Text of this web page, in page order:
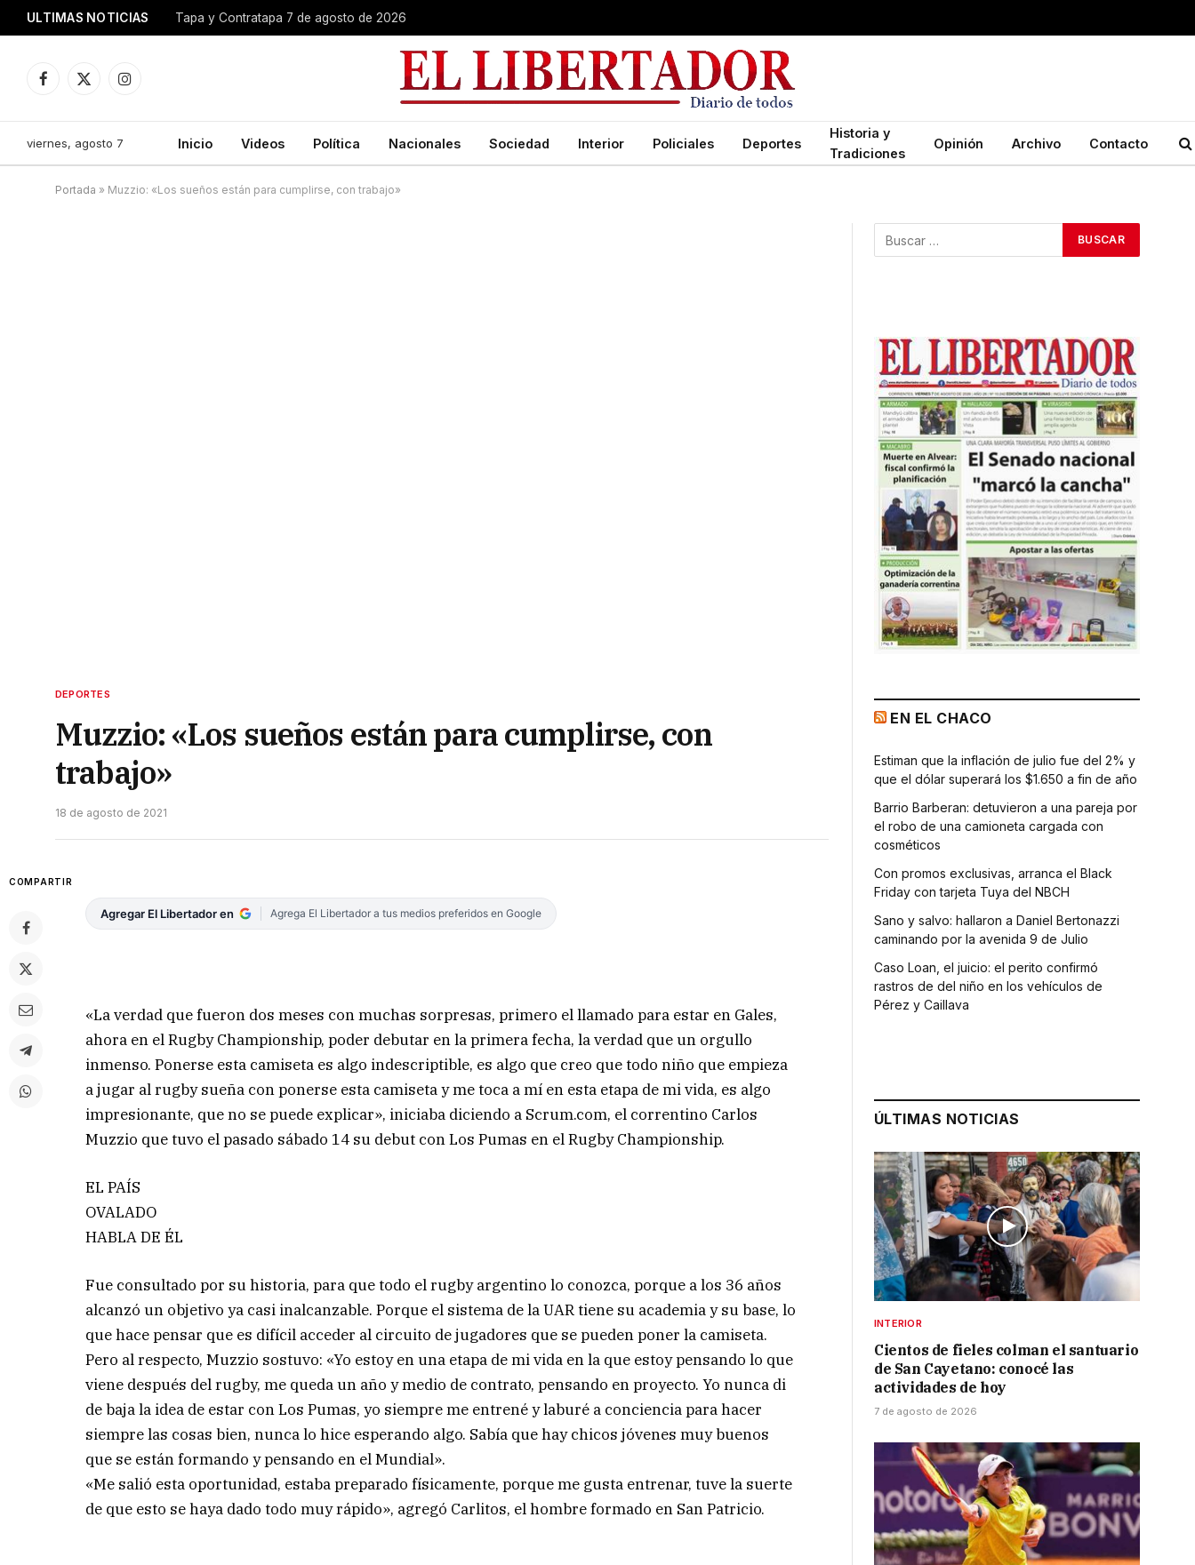
ULTIMAS NOTICIAS Tapa y Contratapa 7 de agosto de 2026
Facebook
X
Instagram
viernes, agosto 7 Inicio Videos Política Nacionales Sociedad Interior Policiales Deportes
Historia y
Tradiciones
Opinión Archivo Contacto
Portada » Muzzio: «Los sueños están para cumplirse, con trabajo»
DEPORTES
Muzzio: «Los sueños están para cumplirse, con
trabajo»
18 de agosto de 2021
COMPARTIR
Agregar El Libertador en Agrega El Libertador a tus medios preferidos en Google
«La verdad que fueron dos meses con muchas sorpresas, primero el llamado para estar en Gales,
ahora en el Rugby Championship, poder debutar en la primera fecha, la verdad que un orgullo
inmenso. Ponerse esta camiseta es algo indescriptible, es algo que creo que todo niño que empieza
a jugar al rugby sueña con ponerse esta camiseta y me toca a mí en esta etapa de mi vida, es algo
impresionante, que no se puede explicar», iniciaba diciendo a Scrum.com, el correntino Carlos
Muzzio que tuvo el pasado sábado 14 su debut con Los Pumas en el Rugby Championship.
EL PAÍS
OVALADO
HABLA DE ÉL
Fue consultado por su historia, para que todo el rugby argentino lo conozca, porque a los 36 años
alcanzó un objetivo ya casi inalcanzable. Porque el sistema de la UAR tiene su academia y su base, lo
que hace pensar que es difícil acceder al circuito de jugadores que se pueden poner la camiseta.
Pero al respecto, Muzzio sostuvo: «Yo estoy en una etapa de mi vida en la que estoy pensando lo que
viene después del rugby, me queda un año y medio de contrato, pensando en proyecto. Yo nunca di
de baja la idea de estar con Los Pumas, yo siempre me entrené y laburé a conciencia para hacer
siempre las cosas bien, nunca lo hice esperando algo. Sabía que hay chicos jóvenes muy buenos
que se están formando y pensando en el Mundial».
«Me salió esta oportunidad, estaba preparado físicamente, porque me gusta entrenar, tuve la suerte
de que esto se haya dado todo muy rápido», agregó Carlitos, el hombre formado en San Patricio.
EN EL CHACO
Estiman que la inflación de julio fue del 2% y
que el dólar superará los $1.650 a fin de año
Barrio Barberan: detuvieron a una pareja por
el robo de una camioneta cargada con
cosméticos
Con promos exclusivas, arranca el Black
Friday con tarjeta Tuya del NBCH
Sano y salvo: hallaron a Daniel Bertonazzi
caminando por la avenida 9 de Julio
Caso Loan, el juicio: el perito confirmó
rastros de del niño en los vehículos de
Pérez y Caillava
ÚLTIMAS NOTICIAS
INTERIOR
Cientos de fieles colman el santuario
de San Cayetano: conocé las
actividades de hoy
7 de agosto de 2026